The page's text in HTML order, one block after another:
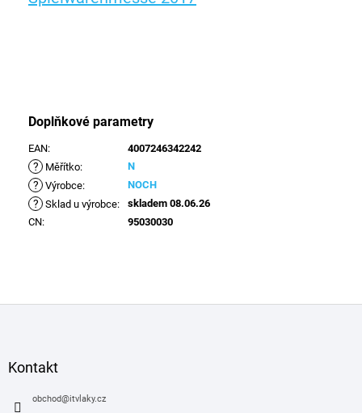
Doplňkové parametry
EAN: 4007246342242
? Měřítko: N
? Výrobce: NOCH
? Sklad u výrobce:
skladem 08.06.26
CN: 95030030
Kontakt
obchod@itvlaky.cz